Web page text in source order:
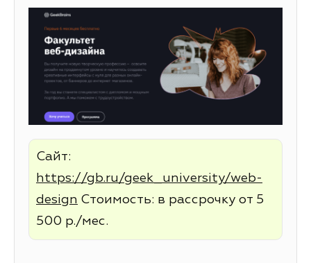
Сайт:
https://gb.ru/geek_university/web-
design Стоимость: в рассрочку от 5
500 р./мес.